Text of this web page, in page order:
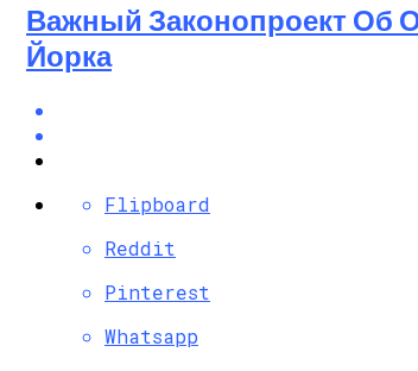
Важный Законопроект Об
Йорка
Flipboard
Reddit
Pinterest
Whatsapp